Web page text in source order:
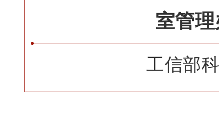
室管
工信部